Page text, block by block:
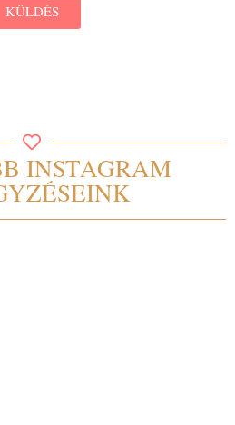
KÜLDÉS
INSTAGRAM